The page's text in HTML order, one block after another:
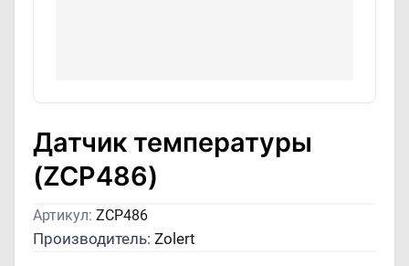
Датчик температуры
(ZCP486)
Артикул: ZCP486
Производитель: Zolert